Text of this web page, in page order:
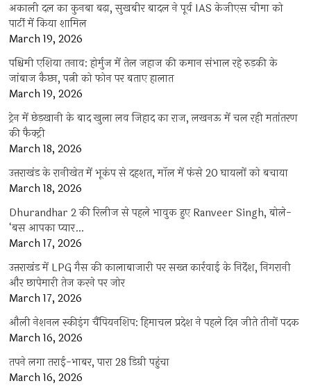
अकाली दल का कुनबा बढ़ा, सुखबीर बादल ने पूर्व IAS केजीएस चीमा को
पार्टी में किया शामिल
March 19, 2026
पश्चिमी एशिया तनाव: होर्मुज में तेल जहाज की कमान संभाल रहे रुड़की के
जांबाज कैप्टन, पत्नी को फोन पर बताए हालात
March 19, 2026
ट्रेन में छेड़खानी के बाद खुला लव जिहाद का राज, लखनऊ में चल रही मतांतरण
की फैक्ट्री
March 18, 2026
उत्तराखंड के रानीखेत में भूकंप से दहशत, मॉल में फंसे 20 घायलों को बचाया
March 18, 2026
Dhurandhar 2 की रिलीज से पहले भावुक हुए Ranveer Singh, बोले-
‘बस आपका प्यार…
March 17, 2026
उत्तराखंड में LPG गैस की कालाबाजारी पर सख्त कार्रवाई के निर्देश, निगरानी
और छापेमारी तेज करने पर जोर
March 17, 2026
औली नेशनल स्कीइंग चैंपियनशिप: हिमाचल प्रदेश ने पहले दिन जीते तीनों पदक
March 16, 2026
तपने लगा तराई-भाबर, पारा 28 डिग्री पहुंचा
March 16, 2026